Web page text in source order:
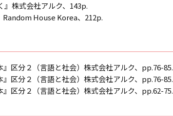
』株式会社アルク、143p.
Random House Korea、212p.
区分２（言語と社会）株式会社アルク、pp.76-85.
区分２（言語と社会）株式会社アルク、pp.76-85.
区分２（言語と社会）株式会社アルク、pp.62-75.